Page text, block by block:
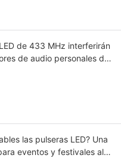
de 433 MHz interferirán
de audio personales de
las pulseras LED? Una
eventos y festivales al